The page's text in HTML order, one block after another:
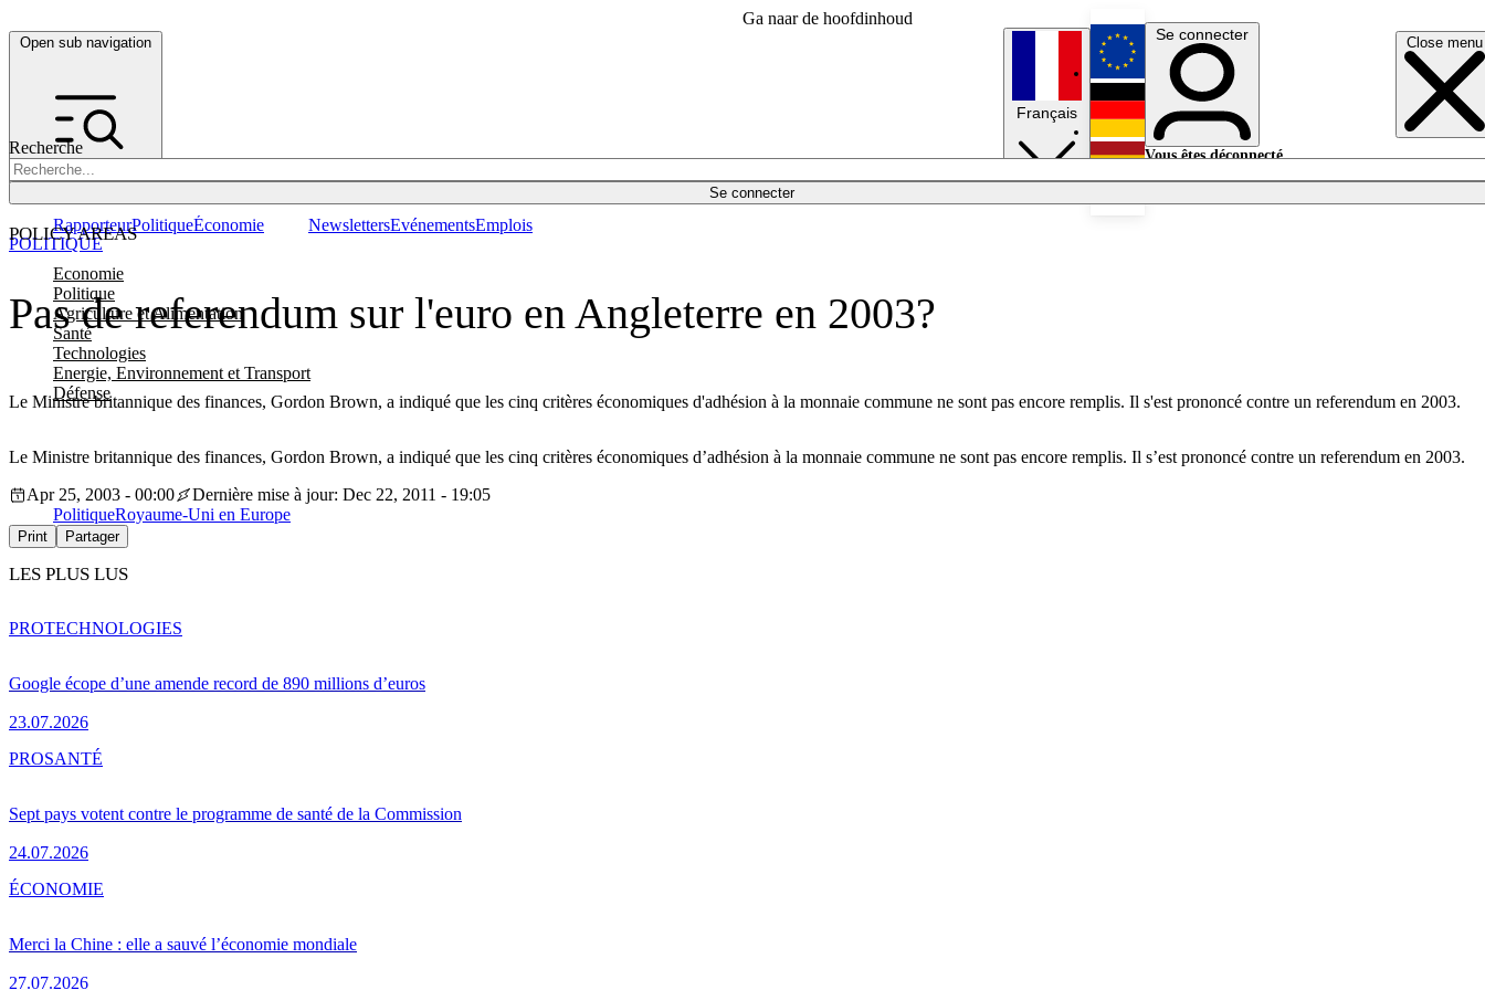
Ga naar de hoofdinhoud
Open sub navigation Close menu
Recherche
Se connecter
POLICY AREAS
Economie
Politique
Agriculture et Alimentation
Santé
Technologies
Energie, Environnement et Transport
Défense
RapporteurPolitiqueÉconomie NewslettersEvénementsEmplois
Français
English
Deutsch
Se connecter
Vous êtes déconnecté.
Pas de referendum sur l'euro en Angleterre en 2003?
Le Ministre britannique des finances, Gordon Brown, a indiqué que les cinq critères économiques d'adhésion à la monnaie commune ne sont pas encore remplis. Il s'est prononcé contre un referendum en 2003.
POLITIQUE
Le Ministre britannique des finances, Gordon Brown, a indiqué que les cinq critères économiques d’adhésion à la monnaie commune ne sont pas encore remplis. Il s’est prononcé contre un referendum en 2003.
Apr 25, 2003 - 00:00
Dernière mise à jour: Dec 22, 2011 - 19:05
PolitiqueRoyaume-Uni en Europe
Print Partager
LES PLUS LUS
Google écope d’une amende record de 890 millions d’euros
23.07.2026
PROTECHNOLOGIES
Sept pays votent contre le programme de santé de la Commission
24.07.2026
PROSANTÉ
Merci la Chine : elle a sauvé l’économie mondiale
27.07.2026
ÉCONOMIE